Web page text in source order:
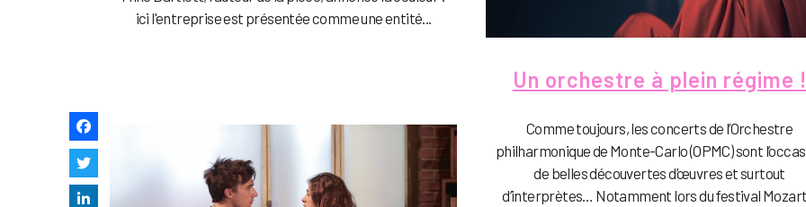
ici l'entreprise est présentée comme une entité...
Un orchestre à plein régime !
Comme toujours, les concerts de l’Orchestre
philharmonique de Monte-Carlo (OPMC) sont
de belles découvertes d’œuvres et surtout
d’interprètes… Notamment lors du festival